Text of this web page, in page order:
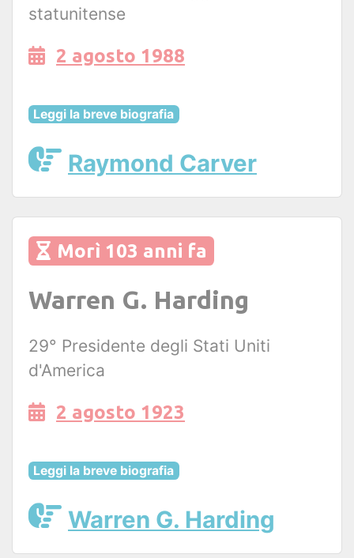
statunitense
2 agosto 1988
Leggi la breve biografia
Raymond Carver
Morì 103 anni fa
Warren G. Harding
29° Presidente degli Stati Uniti
d'America
2 agosto 1923
Leggi la breve biografia
Warren G. Harding